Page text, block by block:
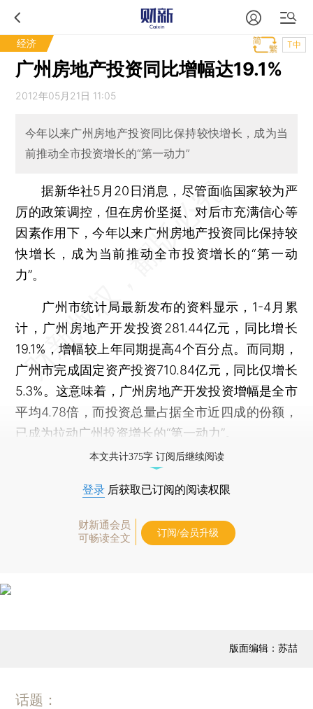
经济 T中
广州房地产投资同比增幅达19.1%
2012年05月21日 11:05
今年以来广州房地产投资同比保持较快增长，成为当
前推动全市投资增长的“第一动力”
据新华社5月20日消息，尽管面临国家较为严
厉的政策调控，但在房价坚挺、对后市充满信心等
因素作用下，今年以来广州房地产投资同比保持较
快增长，成为当前推动全市投资增长的“第一动
力”。
广州市统计局最新发布的资料显示，1-4月累
计，广州房地产开发投资281.44亿元，同比增长
19.1%，增幅较上年同期提高4个百分点。而同期，
广州市完成固定资产投资710.84亿元，同比仅增长
5.3%。这意味着，广州房地产开发投资增幅是全市
平均4.78倍，而投资总量占据全市近四成的份额，
已成为拉动广州投资增长的“第一动力”。
本文共计375字 订阅后继续阅读
登录 后获取已订阅的阅读权限
财新通会员
可畅读全文
订阅/会员升级
版面编辑：苏喆
话题：